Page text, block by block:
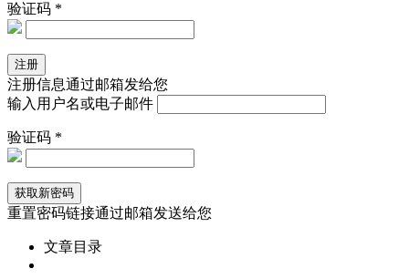
验证码 *
注册信息通过邮箱发给您
输入用户名或电子邮件
验证码 *
重置密码链接通过邮箱发送给您
文章目录